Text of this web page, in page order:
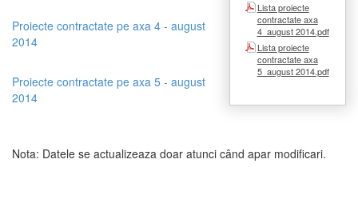
Lista proiecte
contractate axa
4_august 2014.pdf
Lista proiecte
contractate axa
5_august 2014.pdf
Proiecte contractate pe axa 4 - august
2014
Proiecte contractate pe axa 5 - august
2014
Nota: Datele se actualizeaza doar atunci când apar modificari.